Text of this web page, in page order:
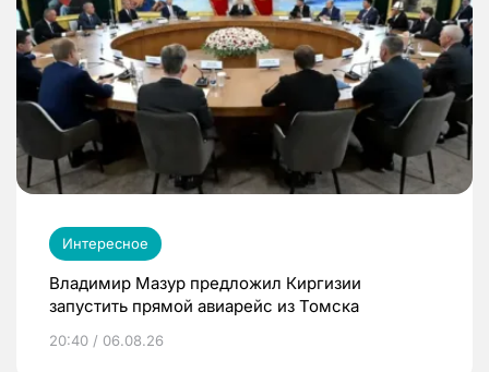
Интересное
Владимир Мазур предложил Киргизии
запустить прямой авиарейс из Томска
20:40 / 06.08.26